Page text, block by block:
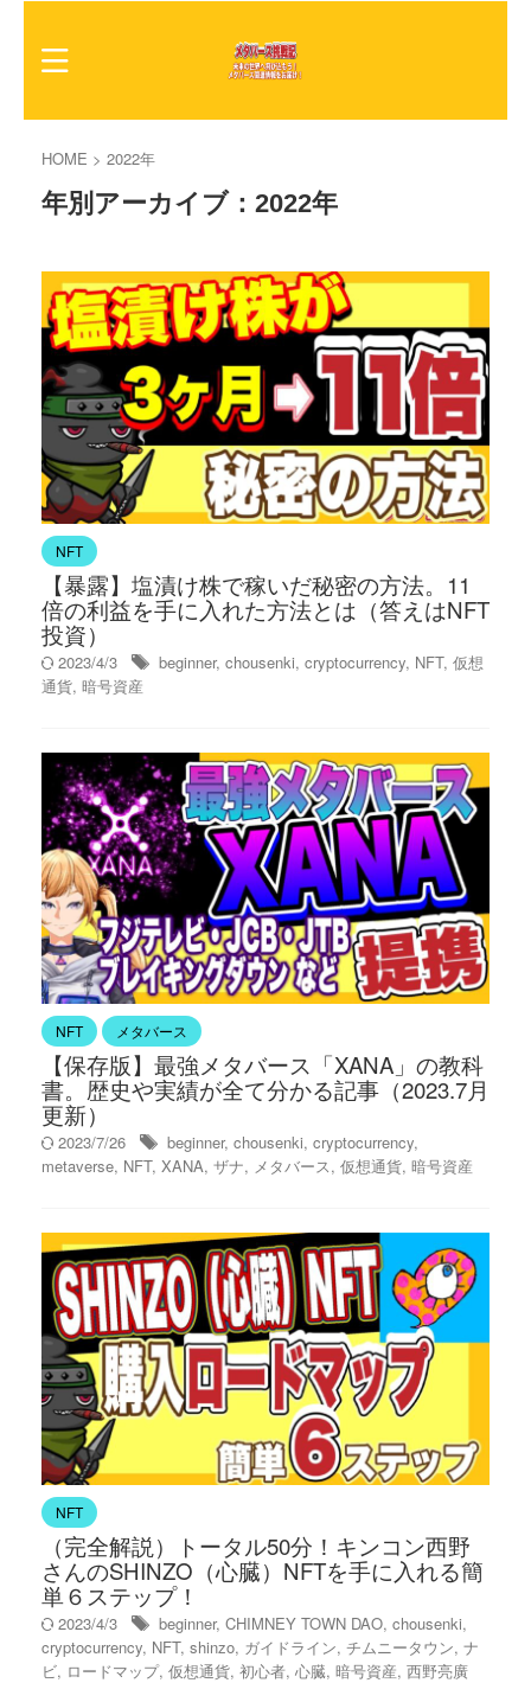
HOME > 2022年
年別アーカイブ：2022年
NFT
【暴露】塩漬け株で稼いだ秘密の方法。11
倍の利益を手に入れた方法とは（答えはNFT
投資）
2023/4/3 beginner, chousenki, cryptocurrency, NFT, 仮想
通貨, 暗号資産
NFT メタバース
【保存版】最強メタバース「XANA」の教科
書。歴史や実績が全て分かる記事（2023.7月
更新）
2023/7/26 beginner, chousenki, cryptocurrency,
metaverse, NFT, XANA, ザナ, メタバース, 仮想通貨, 暗号資産
NFT
（完全解説）トータル50分！キンコン西野
さんのSHINZO（心臓）NFTを手に入れる簡
単６ステップ！
2023/4/3 beginner, CHIMNEY TOWN DAO, chousenki,
cryptocurrency, NFT, shinzo, ガイドライン, チムニータウン, ナ
ビ, ロードマップ, 仮想通貨, 初心者, 心臓, 暗号資産, 西野亮廣